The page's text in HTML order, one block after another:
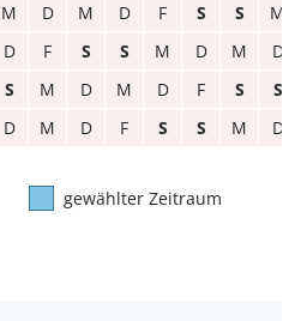
M D M D F S S
M
D F S S M D M
D
S M D M D F S
S
D M D F S S M D
gewählter Zeitraum